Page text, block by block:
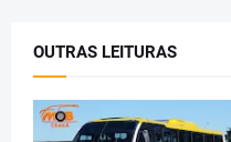
OUTRAS LEITURAS